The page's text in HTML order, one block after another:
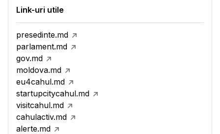
Link-uri utile
presedinte.md
parlament.md
gov.md
moldova.md
eu4cahul.md
startupcitycahul.md
visitcahul.md
cahulactiv.md
alerte.md